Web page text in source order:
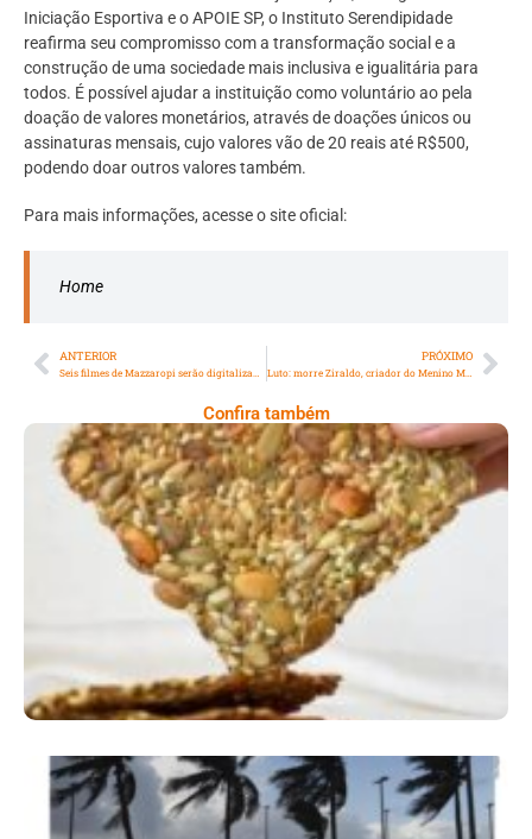
Iniciação Esportiva e o APOIE SP, o Instituto Serendipidade
reafirma seu compromisso com a transformação social e a
construção de uma sociedade mais inclusiva e igualitária para
todos. É possível ajudar a instituição como voluntário ao pela
doação de valores monetários, através de doações únicos ou
assinaturas mensais, cujo valores vão de 20 reais até R$500,
podendo doar outros valores também.
Para mais informações, acesse o site oficial:
Home
ANTERIOR PRÓXIMO
Luto: morre Ziraldo, criador do Menino Maluquinho
Confira também
Comer Bem: Cracker De Sementes